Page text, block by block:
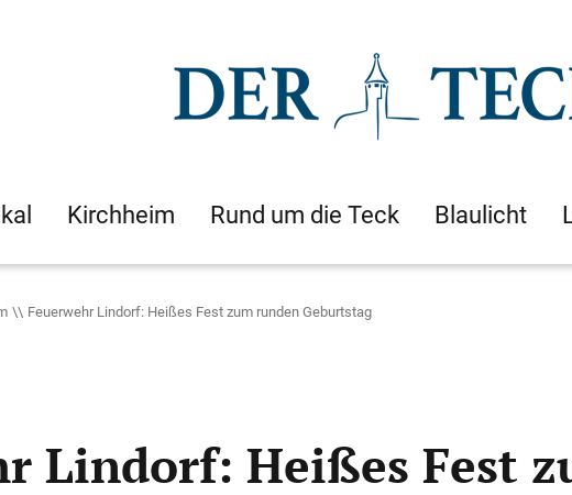
Kirchheim Rund um die Teck Blaulicht
Feuerwehr Lindorf: Heißes Fest zum runden Geburtstag
Lindorf: Heißes Fest